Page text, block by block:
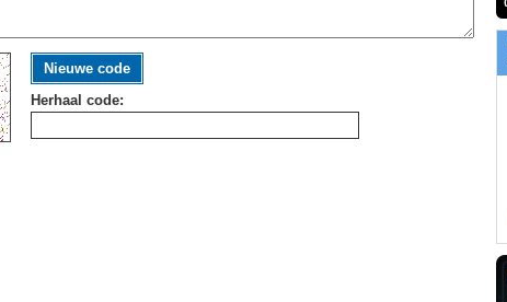
Nieuwe code
Herhaal code: